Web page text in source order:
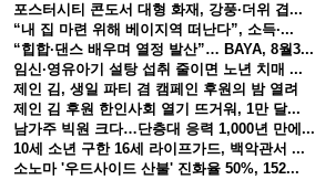
포스터시티 콘도서 대형 화재, 강풍·더위 겹...
“내 집 마련 위해 베이지역 떠난다”, 소득·...
“힙합·댄스 배우며 열정 발산”… BAYA, 8월3...
임신·영유아기 설탕 섭취 줄이면 노년 치매 ...
제인 김, 생일 파티 겸 캠페인 후원의 밤 열려
제인 김 후원 한인사회 열기 뜨거워, 1만 달...
남가주 빅원 크다…단층대 응력 1,000년 만에...
10세 소년 구한 16세 라이프가드, 백악관서 ...
소노마 '우드사이드 산불' 진화율 50%, 152...